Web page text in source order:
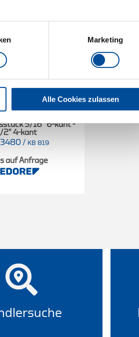
Marketing
Alle Cookies zulassen
5/16" 6-kant -
2" 4-kant
/ KB 819
auf Anfrage